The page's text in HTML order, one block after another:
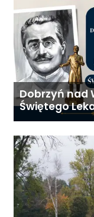
Dobrzyń nad
Świętego